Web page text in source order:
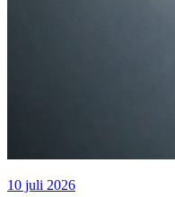
10 juli 2026